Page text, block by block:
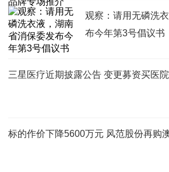
观察：请用无磷洗
布今年第3号倡议书
三星医疗近期披露公告 变更募资买医
标的作价下降5600万元 风范股份再购